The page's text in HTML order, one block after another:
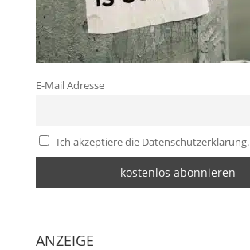
E-Mail Adresse
Ich akzeptiere die Datenschutzerklärung.
ANZEIGE